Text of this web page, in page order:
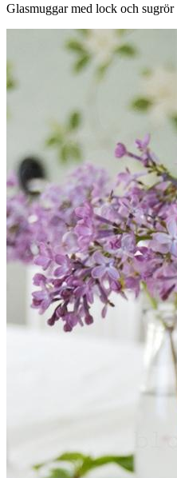
Glasmuggar med lock och